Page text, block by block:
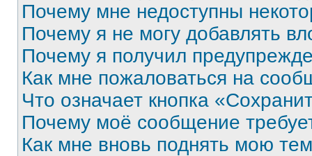
Почему мне недоступны
Почему я не могу добавлять
Почему я получил
Как мне пожаловаться на
Что означает кнопка
Почему моё сообщение
Как мне вновь поднять мою